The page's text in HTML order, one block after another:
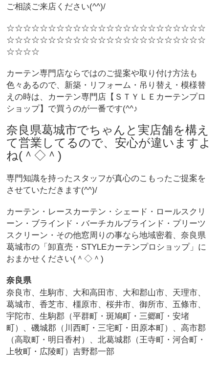
ご相談ご来店ください(^^)/
☆☆☆☆☆☆☆☆☆☆☆☆☆☆☆☆☆☆☆☆☆☆☆☆
☆☆☆☆☆☆☆☆☆☆☆☆☆☆☆☆☆☆☆☆☆☆☆☆
☆☆☆☆
カーテン専門店ならではのご提案や取り付け方法も
色々あるので、新築・リフォーム・吊り替え・模様替
えの時は、カーテン専門店【ＳＴＹＬＥカーテンプロ
ショップ】で買うのが一番です(^^♪
奈良県葛城市でちゃんと実店舗を構え
て営業してるので、安心が違いますよ
ね(＾◇＾)
専門知識を持ったスタッフが真心のこもったご提案を
させていただきます(^^)/
カーテン・レースカーテン・シェード・ロールスクリ
ーン・ブラインド・バーチカルブラインド・プリーツ
スクリーン・その他窓周りの事なら地域密着、奈良県
葛城市の「卸直売・STYLEカーテンプロショップ」に
おまかせください(＾◇＾)
奈良県
奈良市、生駒市、大和高田市、大和郡山市、天理市、
葛城市、香芝市、橿原市、桜井市、御所市、五條市、
宇陀市、生駒郡（平群町・斑鳩町・三郷町・安堵
町）、磯城郡（川西町・三宅町・田原本町）、高市郡
（高取町・明日香村）、北葛城郡（王寺町・河合町・
上牧町・広陵町）吉野郡一部